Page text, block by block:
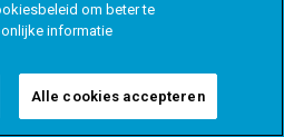
om beter te
informatie
Alle cookies accepteren